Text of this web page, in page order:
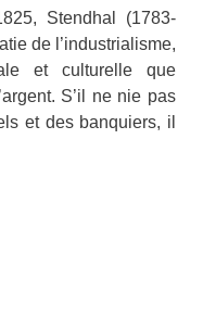
Stendhal (1783-
de l’industrialisme,
et culturelle que
S’il ne nie pas
et des banquiers, il